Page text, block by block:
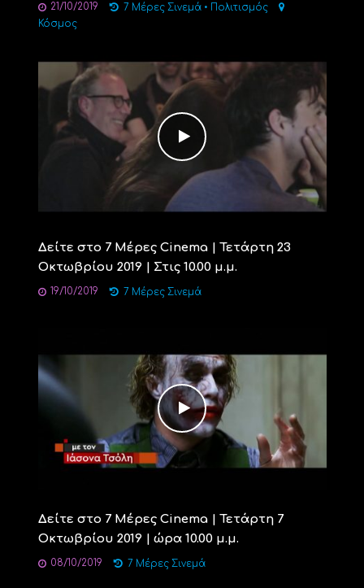
21/10/2019 7 Μέρες Σινεμά • Πολιτισμός
Κόσμος
Δείτε στο 7 Μέρες Cinema | Τετάρτη 23
Οκτωβρίου 2019 | Στις 10.00 μ.μ.
19/10/2019 7 Μέρες Σινεμά
Δείτε στο 7 Μέρες Cinema | Τετάρτη 7
Οκτωβρίου 2019 | ώρα 10.00 μ.μ.
08/10/2019 7 Μέρες Σινεμά